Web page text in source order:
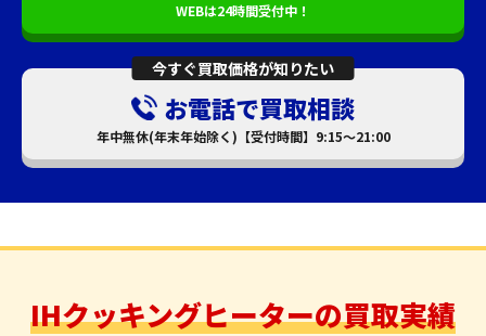
WEBは24時間受付中！
今すぐ買取価格が知りたい
お電話で買取相談
年中無休(年末年始除く)【受付時間】9:15～21:00
IHクッキングヒーターの買取実績